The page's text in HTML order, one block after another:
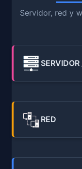
Servidor, red y
RED